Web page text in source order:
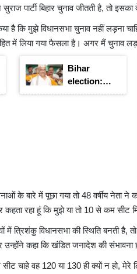
पार्टी बिहार चुनाव जीतती है, तो
है कि मुझे विधानसभा चुनाव नहीं लड़ना
हित में लिया गया फैसला है। अगर मैं चुनाव
Bihar
election:
जेडीयू जारी
के बारे में पूछा गया तो 48 वर्षीय नेता
कहता रहा हूं कि मुझे या तो 10 से कम
त्रिशंकु विधानसभा की स्थिति बनती है, तो
कहा कि खंडित जनादेश की संभावना
चाहे वह 120 या 130 ही क्यों न हो,